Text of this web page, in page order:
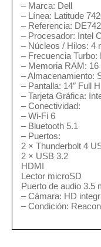
– Marca: Dell
– Línea: Latitude
– Referencia:
– Procesador: Intel
– Núcleos / Hilos: 4
– Frecuencia
– Memoria RAM:
– Almacenamiento:
– Pantalla: 14″ Full
– Tarjeta Gráfica:
– Conectividad:
– Wi-Fi 6
– Bluetooth 5.1
– Puertos:
2 × Thunderbolt 4
2 × USB 3.2
HDMI
Lector microSD
Puerto de audio 3.5
– Cámara: HD
– Condición: